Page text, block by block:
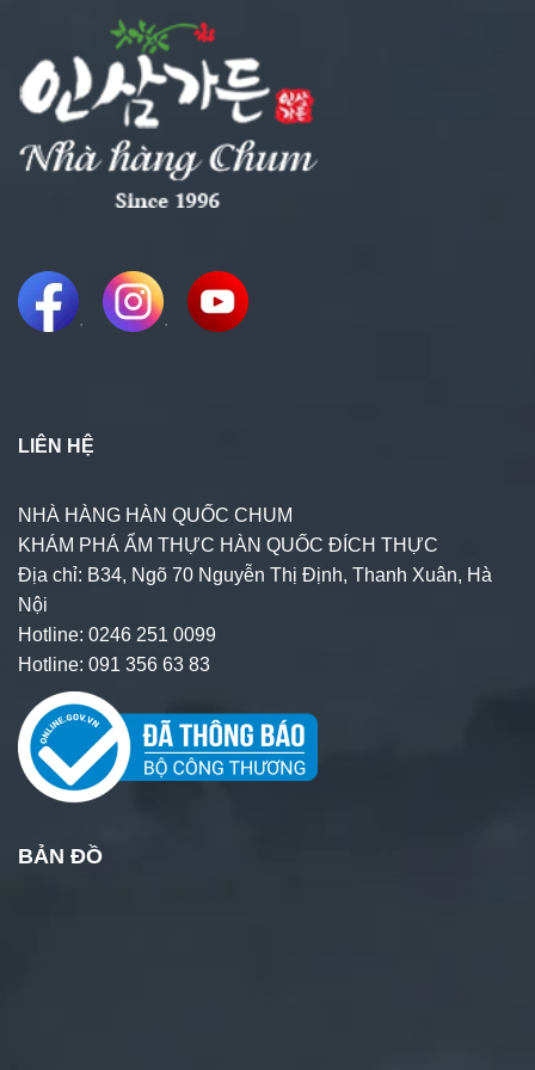
. .
LIÊN HỆ
NHÀ HÀNG HÀN QUỐC CHUM
KHÁM PHÁ ẨM THỰC HÀN QUỐC ĐÍCH THỰC
Địa chỉ: B34, Ngõ 70 Nguyễn Thị Định, Thanh Xuân, Hà
Nội
Hotline: 0246 251 0099
Hotline: 091 356 63 83
BẢN ĐỒ